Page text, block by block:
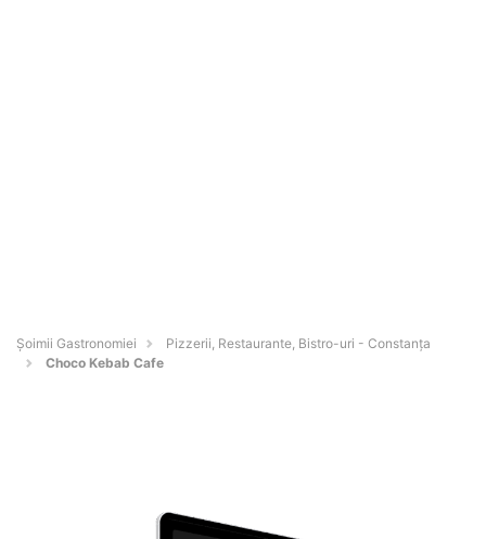
Șoimii Gastronomiei
Pizzerii, Restaurante, Bistro-uri - Constanţa
Choco Kebab Cafe